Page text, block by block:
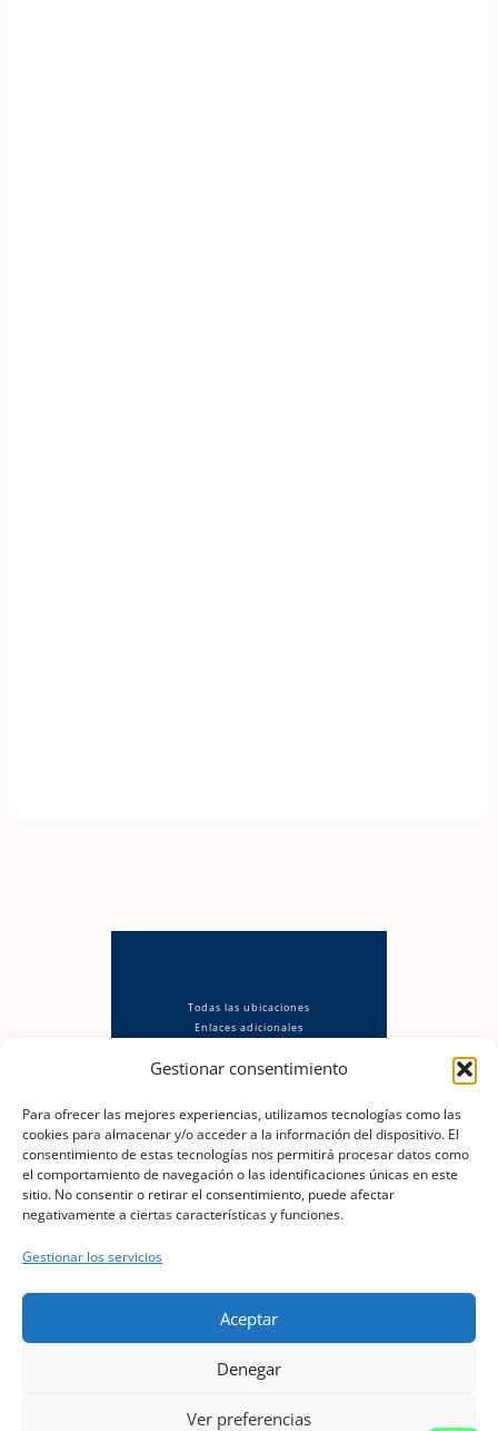
Gestionar consentimiento
Para ofrecer las mejores experiencias, utilizamos tecnologías como las
cookies para almacenar y/o acceder a la información del dispositivo. El
consentimiento de estas tecnologías nos permitirá procesar datos como
el comportamiento de navegación o las identificaciones únicas en este
sitio. No consentir o retirar el consentimiento, puede afectar
negativamente a ciertas características y funciones.
Gestionar los servicios
Aceptar
Denegar
Ver preferencias
Todas las ubicaciones
Enlaces adicionales
Aviso Legal
Descargo de responsabilidad
Copyright © 2026 Murales Graffiti